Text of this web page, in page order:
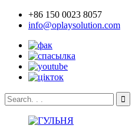
+86 150 0023 8057
info@oplaysolution.com